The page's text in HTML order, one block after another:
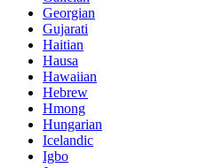
Georgian
Gujarati
Haitian
Hausa
Hawaiian
Hebrew
Hmong
Hungarian
Icelandic
Igbo